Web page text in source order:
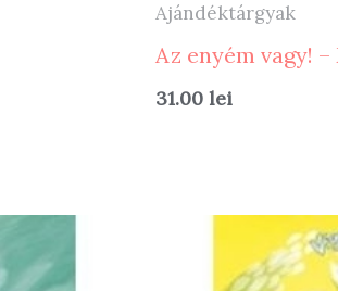
Ajándéktárgyak
Az enyém vagy!
31.00 lei